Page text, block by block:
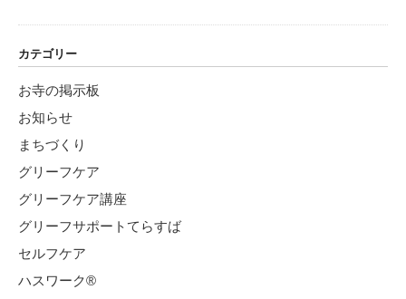
カテゴリー
お寺の掲示板
お知らせ
まちづくり
グリーフケア
グリーフケア講座
グリーフサポートてらすば
セルフケア
ハスワーク®